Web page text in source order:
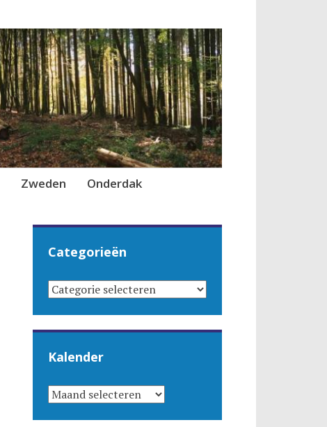
Zweden Onderdak
Categorieën
CATEGORIEËN
Kalender
KALENDER